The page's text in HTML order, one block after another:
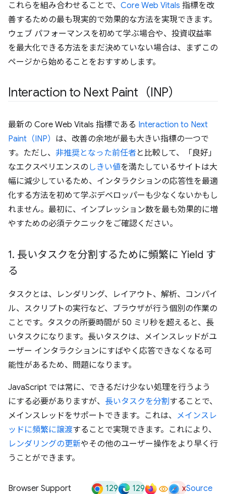
これらを組み合わせることで、 Core Web Vitals 指標を改
善するための最も現実的で効果的な方法を実現できます。
ウェブ パフォーマンスを初めて学ぶ場合や、投資収益率
を最大化できる方法をまだ決めていない場合は、まずこの
ページから始めることをおすすめします。
Interaction to Next Paint（INP）
最新の Core Web Vitals 指標である Interaction to Next
Paint（INP） は、改善の余地が最も大きい指標の一つで
す。ただし、 非推奨となった前任者 と比較して、「良好」
なエクスペリエンスの しきい値を満たしているサイトは大
幅に減少しているため、インタラクションの応答性を最適
化する方法を初めて学ぶデベロッパーも少なくないかもし
れません。最初に、インプレッション数を最も効果的に増
やすための必須テクニックをご確認ください。
1. 長いタスクを分割するために頻繁に Yield す
る
タスクとは、レンダリング、レイアウト、解析、コンパイ
ル、スクリプトの実行など、ブラウザが行う個別の作業の
ことです。タスクの所要時間が 50 ミリ秒を超えると、長
いタスクになります。 長いタスクは、メインスレッドがユ
ーザー インタラクションにすばやく応答できなくなる可
能性があるため、問題になります。
JavaScript では常に、できるだけ少ない処理を行うよう
にする必要がありますが、 長いタスクを分割することで、
メインスレッドをサポートできます。これは、 メインスレ
ッドに頻繁に譲渡することで実現できます。これにより、
レンダリングの更新やその他のユーザー操作をより早く行
うことができます。
Browser Support 129 129 xSource